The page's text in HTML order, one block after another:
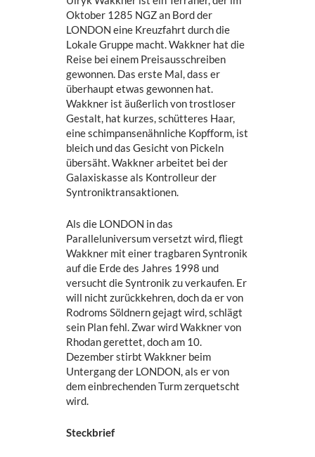
Oktober 1285 NGZ an Bord der
LONDON eine Kreuzfahrt durch die
Lokale Gruppe macht. Wakkner hat die
Reise bei einem Preisausschreiben
gewonnen. Das erste Mal, dass er
überhaupt etwas gewonnen hat.
Wakkner ist äußerlich von trostloser
Gestalt, hat kurzes, schütteres Haar,
eine schimpansenähnliche Kopfform, ist
bleich und das Gesicht von Pickeln
übersäht. Wakkner arbeitet bei der
Galaxiskasse als Kontrolleur der
Syntroniktransaktionen.
Als die LONDON in das
Paralleluniversum versetzt wird, fliegt
Wakkner mit einer tragbaren Syntronik
auf die Erde des Jahres 1998 und
versucht die Syntronik zu verkaufen. Er
will nicht zurückkehren, doch da er von
Rodroms Söldnern gejagt wird, schlägt
sein Plan fehl. Zwar wird Wakkner von
Rhodan gerettet, doch am 10.
Dezember stirbt Wakkner beim
Untergang der LONDON, als er von
dem einbrechenden Turm zerquetscht
wird.
Steckbrief